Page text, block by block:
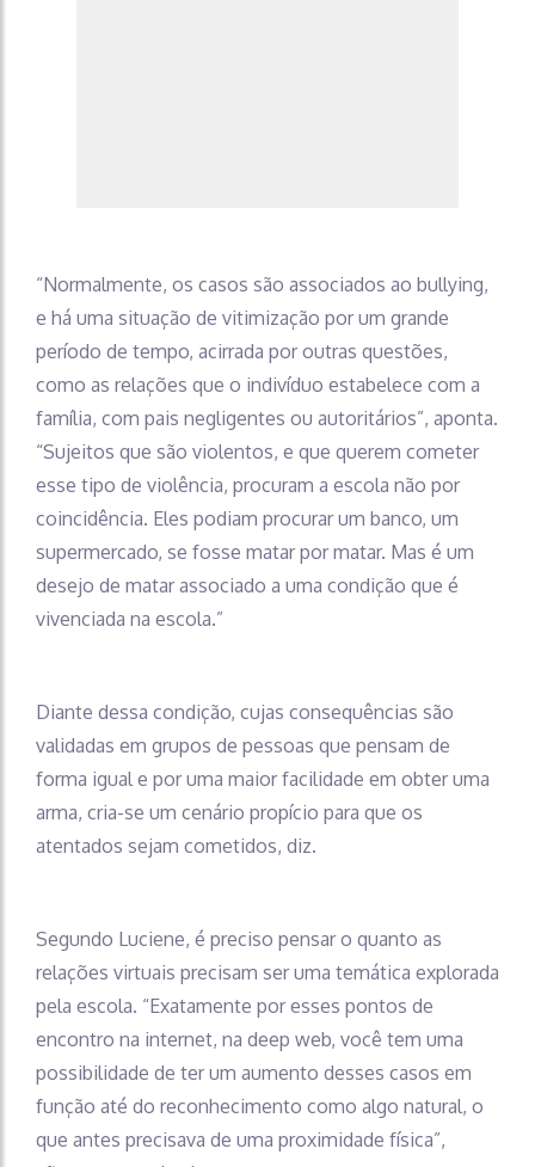
“Normalmente, os casos são associados ao bullying,
e há uma situação de vitimização por um grande
período de tempo, acirrada por outras questões,
como as relações que o indivíduo estabelece com a
família, com pais negligentes ou autoritários”, aponta.
“Sujeitos que são violentos, e que querem cometer
esse tipo de violência, procuram a escola não por
coincidência. Eles podiam procurar um banco, um
supermercado, se fosse matar por matar. Mas é um
desejo de matar associado a uma condição que é
vivenciada na escola.”
Diante dessa condição, cujas consequências são
validadas em grupos de pessoas que pensam de
forma igual e por uma maior facilidade em obter uma
arma, cria-se um cenário propício para que os
atentados sejam cometidos, diz.
Segundo Luciene, é preciso pensar o quanto as
relações virtuais precisam ser uma temática explorada
pela escola. “Exatamente por esses pontos de
encontro na internet, na deep web, você tem uma
possibilidade de ter um aumento desses casos em
função até do reconhecimento como algo natural, o
que antes precisava de uma proximidade física”,